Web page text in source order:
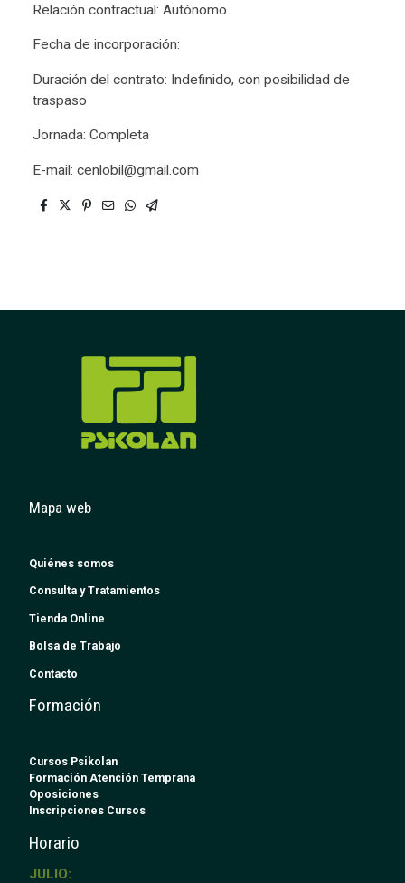
Relación contractual: Autónomo.
Fecha de incorporación:
Duración del contrato: Indefinido, con posibilidad de
traspaso
Jornada: Completa
E-mail: cenlobil@gmail.com
Mapa web
Quiénes somos
Consulta y Tratamientos
Tienda Online
Bolsa de Trabajo
Contacto
Formación
Cursos Psikolan
Formación Atención Temprana
Oposiciones
Inscripciones Cursos
Horario
JULIO: